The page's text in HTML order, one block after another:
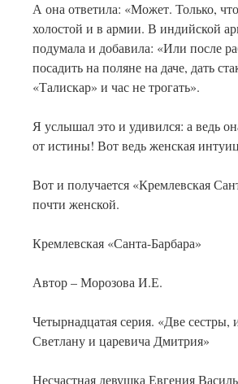
А она ответила: «Может. Только,
холостой и в армии. В индийской
подумала и добавила: «Или после
посадить на поляне на даче, дать
«Талискар» и час не трогать».
Я услышал это и удивился: а ведь
от истины! Вот ведь женская
Вот и получается «Кремлевская
почти женской.
Кремлевская «Санта-Барбара»
Автор – Морозова И.Е.
Четырнадцатая серия. «Две сестры,
Светлану и царевича Дмитрия»
Несчастная девушка Евгения